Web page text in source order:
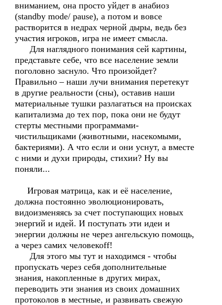
вниманием, она просто уйдет в анабиоз
(standby mode/ pause), а потом и вовсе
растворится в недрах черной дыры, ведь без
участия игроков, игра не имеет смысла.
Для наглядного понимания сей картины,
представьте себе, что все население земли
поголовно заснуло. Что произойдет?
Правильно – наши лучи внимания перетекут
в другие реальности (сны), оставив наши
материальные тушки разлагаться на происках
капитализма до тех пор, пока они не будут
стерты местными программами-
чистильщиками (животными, насекомыми,
бактериями). А что если и они уснут, а вместе
с ними и духи природы, стихии? Ну вы
поняли...
Игровая матрица, как и её население,
должна постоянно эволюционировать,
видоизменяясь за счет поступающих новых
энергий и идей. И поступать эти идеи и
энергии должны не через ангельскую помощь,
а через самих человекоff!
Для этого мы тут и находимся - чтобы
пропускать через себя дополнительные
знания, накопленные в других мирах,
переводить эти знания из своих домашних
протоколов в местные, и развивать свежую